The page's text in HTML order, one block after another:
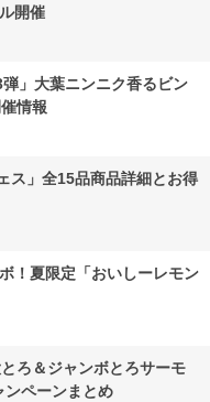
開催
」大葉ニンニク香るビン
情報
ス」全15品商品詳細とお得
！夏限定「おいしーレモン
ろ＆ジャンボとろサーモ
ペーンまとめ